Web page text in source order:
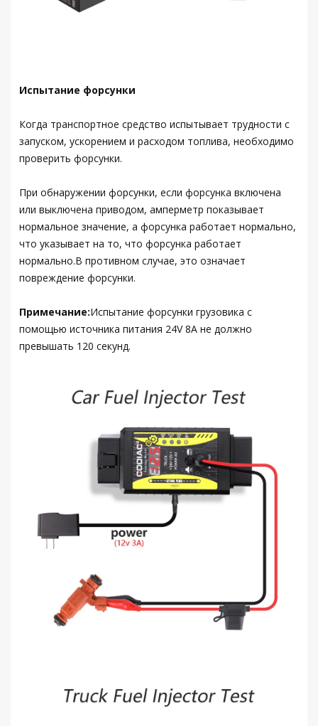
Испытание форсунки
Когда транспортное средство испытывает трудности с
запуском, ускорением и расходом топлива, необходимо
проверить форсунки.
При обнаружении форсунки, если форсунка включена
или выключена приводом, амперметр показывает
нормальное значение, а форсунка работает нормально,
что указывает на то, что форсунка работает
нормально.В противном случае, это означает
повреждение форсунки.
Примечание:Испытание форсунки грузовика с
помощью источника питания 24V 8A не должно
превышать 120 секунд.